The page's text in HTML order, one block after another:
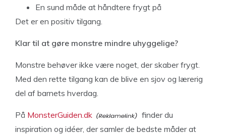
En sund måde at håndtere frygt på
Det er en positiv tilgang.
Klar til at gøre monstre mindre uhyggelige?
Monstre behøver ikke være noget, der skaber frygt.
Med den rette tilgang kan de blive en sjov og lærerig
del af barnets hverdag.
På MonsterGuiden.dk
finder du
inspiration og idéer, der samler de bedste måder at